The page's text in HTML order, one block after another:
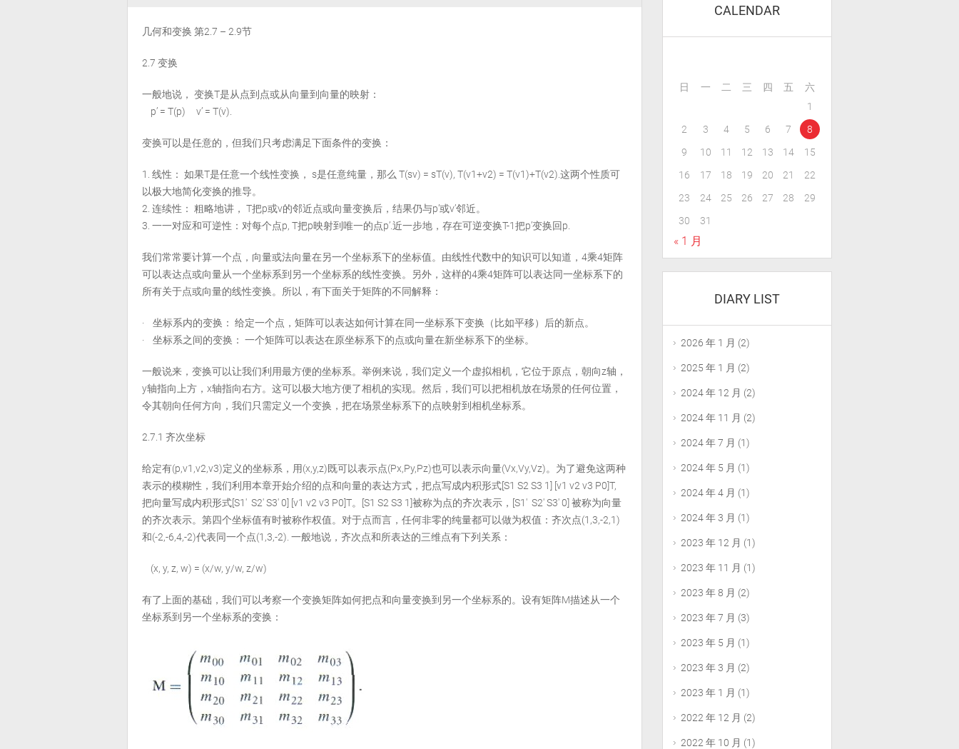
几何和变换 第2.7 – 2.9节
2.7 变换
一般地说， 变换T是从点到点或从向量到向量的映射：
p’ = T(p) v’ = T(v).
变换可以是任意的，但我们只考虑满足下面条件的变换：
1. 线性： 如果T是任意一个线性变换， s是任意纯量，那么 T(sv) = sT(v), T(v1+v2) = T(v1)+T(v2).这两个性质可
以极大地简化变换的推导。
2. 连续性： 粗略地讲， T把p或v的邻近点或向量变换后，结果仍与p’或v’邻近。
3. 一一对应和可逆性：对每个点p, T把p映射到唯一的点p’.近一步地，存在可逆变换T-1把p’变换回p.
我们常常要计算一个点，向量或法向量在另一个坐标系下的坐标值。由线性代数中的知识可以知道，4乘4矩阵
可以表达点或向量从一个坐标系到另一个坐标系的线性变换。另外，这样的4乘4矩阵可以表达同一坐标系下的
所有关于点或向量的线性变换。所以，有下面关于矩阵的不同解释：
· 坐标系内的变换： 给定一个点，矩阵可以表达如何计算在同一坐标系下变换（比如平移）后的新点。
· 坐标系之间的变换： 一个矩阵可以表达在原坐标系下的点或向量在新坐标系下的坐标。
一般说来，变换可以让我们利用最方便的坐标系。举例来说，我们定义一个虚拟相机，它位于原点，朝向z轴，
y轴指向上方，x轴指向右方。这可以极大地方便了相机的实现。然后，我们可以把相机放在场景的任何位置，
令其朝向任何方向，我们只需定义一个变换，把在场景坐标系下的点映射到相机坐标系。
2.7.1 齐次坐标
给定有(p,v1,v2,v3)定义的坐标系，用(x,y,z)既可以表示点(Px,Py,Pz)也可以表示向量(Vx,Vy,Vz)。为了避免这两种
表示的模糊性，我们利用本章开始介绍的点和向量的表达方式，把点写成内积形式[S1 S2 S3 1] [v1 v2 v3 P0]T,
把向量写成内积形式[S1′ S2′ S3′ 0] [v1 v2 v3 P0]T。[S1 S2 S3 1]被称为点的齐次表示，[S1′ S2′ S3′ 0] 被称为向量
的齐次表示。第四个坐标值有时被称作权值。对于点而言，任何非零的纯量都可以做为权值：齐次点(1,3,-2,1)
和(-2,-6,4,-2)代表同一个点(1,3,-2). 一般地说，齐次点和所表达的三维点有下列关系：
(x, y, z, w) = (x/w, y/w, z/w)
有了上面的基础，我们可以考察一个变换矩阵如何把点和向量变换到另一个坐标系的。设有矩阵M描述从一个
坐标系到另一个坐标系的变换：
CALENDAR
日 一 二 三 四 五
六
1
2
3 4 5 6 7
8
9
10 11 12 13 14
15
16
17 18 19 20 21
22
23
24 25 26 27 28
29
30
31
« 1 月
DIARY LIST
2026 年 1 月 (2)
2025 年 1 月 (2)
2024 年 12 月 (2)
2024 年 11 月 (2)
2024 年 7 月 (1)
2024 年 5 月 (1)
2024 年 4 月 (1)
2024 年 3 月 (1)
2023 年 12 月 (1)
2023 年 11 月 (1)
2023 年 8 月 (2)
2023 年 7 月 (3)
2023 年 5 月 (1)
2023 年 3 月 (2)
2023 年 1 月 (1)
2022 年 12 月 (2)
2022 年 10 月 (1)